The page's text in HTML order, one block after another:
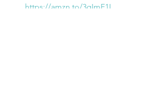
https://amzn.to/3gImF1I